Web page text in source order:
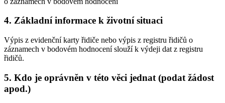
4. Základní informace k životní situaci
Výpis z evidenční karty řidiče nebo výpis z registru řidičů o
záznamech v bodovém hodnocení slouží k výdeji dat z registru
řidičů.
5. Kdo je oprávněn v této věci jednat (podat žádost
apod.)